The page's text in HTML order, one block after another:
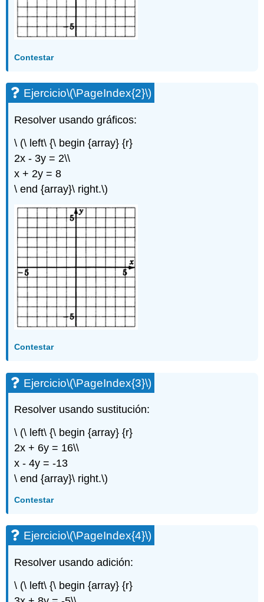
Ejercicio\
(\PageIndex{9}\)
Ejercicio\
(\PageIndex{10}\)
Contestar
Ejercicio\(\PageIndex{2}\)
Resolver usando gráficos:
\ (\ left\ {\ begin {array} {r}
2x - 3y = 2\\
x + 2y = 8
\ end {array}\ right.\)
Contestar
Ejercicio\(\PageIndex{3}\)
Resolver usando sustitución:
\ (\ left\ {\ begin {array} {r}
2x + 6y = 16\\
x - 4y = -13
\ end {array}\ right.\)
Contestar
Ejercicio\(\PageIndex{4}\)
Resolver usando adición:
\ (\ left\ {\ begin {array} {r}